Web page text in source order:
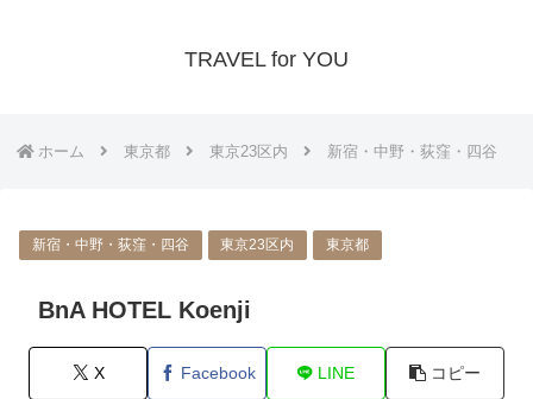
TRAVEL for YOU
ホーム 東京都 東京23区内 新宿・中野・荻窪・四谷
新宿・中野・荻窪・四谷 東京23区内 東京都
BnA HOTEL Koenji
X Facebook LINE コピー